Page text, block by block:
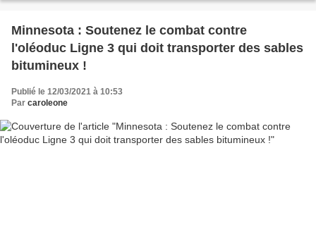
Minnesota : Soutenez le combat contre
l'oléoduc Ligne 3 qui doit transporter des sables
bitumineux !
Publié le 12/03/2021 à 10:53
Par caroleone